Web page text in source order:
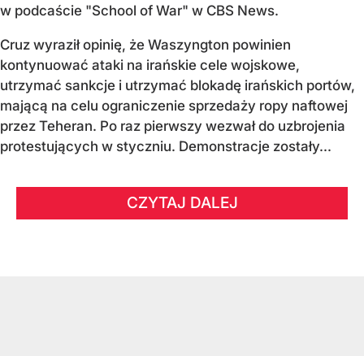
w podcaście "School of War" w CBS News.
Cruz wyraził opinię, że Waszyngton powinien
kontynuować ataki na irańskie cele wojskowe,
utrzymać sankcje i utrzymać blokadę irańskich portów,
mającą na celu ograniczenie sprzedaży ropy naftowej
przez Teheran. Po raz pierwszy wezwał do uzbrojenia
protestujących w styczniu. Demonstracje zostały...
CZYTAJ DALEJ